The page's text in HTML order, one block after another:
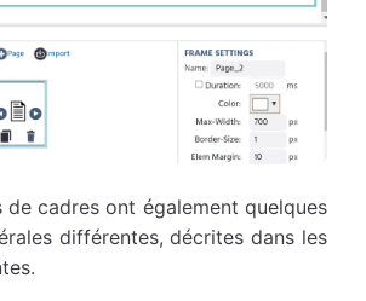
de cadres ont également quelques
différentes, décrites dans les